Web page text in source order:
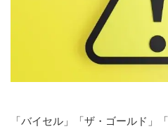
「バイセル」「ザ・ゴールド」